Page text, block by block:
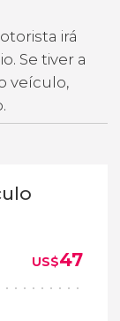
irá
Se tiver a
veículo,
US$47